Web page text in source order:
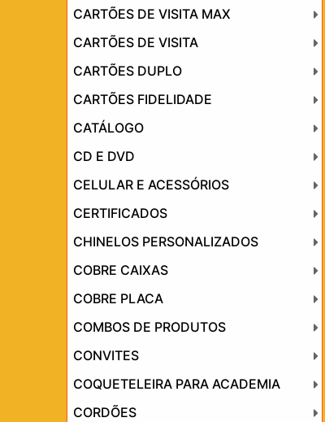
CARTÕES DE VISITA MAX
CARTÕES DE VISITA
CARTÕES DUPLO
CARTÕES FIDELIDADE
CATÁLOGO
CD E DVD
CELULAR E ACESSÓRIOS
CERTIFICADOS
CHINELOS PERSONALIZADOS
COBRE CAIXAS
COBRE PLACA
COMBOS DE PRODUTOS
CONVITES
COQUETELEIRA PARA ACADEMIA
CORDÕES